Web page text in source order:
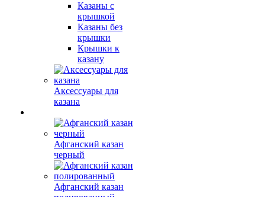
Казаны с
крышкой
Казаны без
крышки
Крышки к
казану
Аксессуары для
казана
Афганский казан
черный
Афганский казан